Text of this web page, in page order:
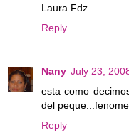
Laura Fdz
Reply
Nany July 23,
esta como
del
Reply